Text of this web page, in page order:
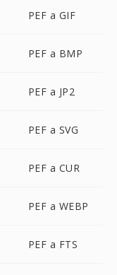
PEF a GIF
PEF a BMP
PEF a JP2
PEF a SVG
PEF a CUR
PEF a WEBP
PEF a FTS